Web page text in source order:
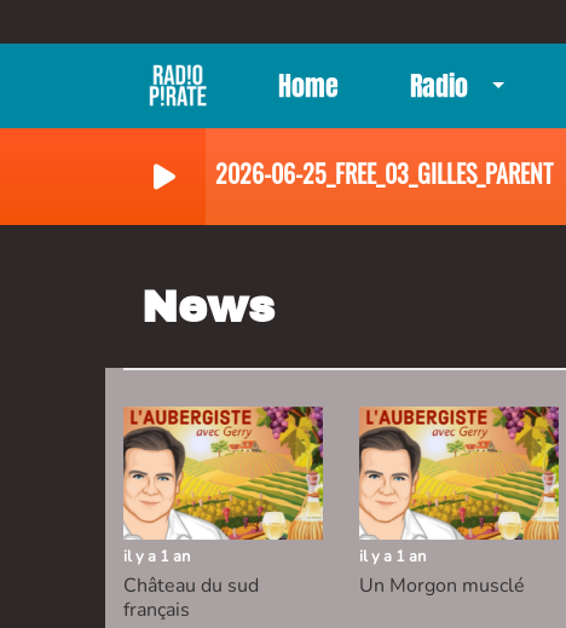
Home Radio
2026-06-25_FREE_03_GILLES_PARENT
News
il y a 1 an
Château du sud
français
il y a 1 an
Un Morgon musclé